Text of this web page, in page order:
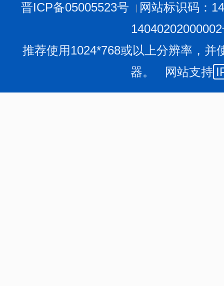
晋ICP备05005523号
网站标识码：
推荐使用1024*768或以上分辨率，并
器。 网站支持